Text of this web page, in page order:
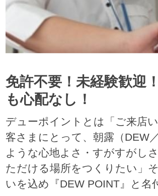
免許不要！未経験歓迎
も心配なし！
デューポイントとは「ご来店
客さまにとって、朝露（DEW
ような心地よさ・すがすがし
ただける場所をつくりたい」
いを込め『DEW POINT』と名